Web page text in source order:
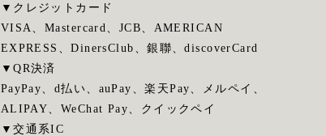
▼クレジットカード
VISA、Mastercard、JCB、AMERICAN
EXPRESS、DinersClub、銀聯、discoverCard
▼QR決済
PayPay、d払い、auPay、楽天Pay、メルペイ、
ALIPAY、WeChat Pay、クイックペイ
▼交通系IC